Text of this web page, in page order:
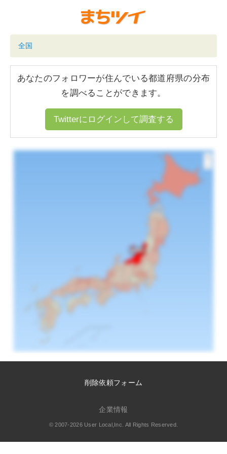
全国
あなたのフォロワーが住んでいる都道府県の分布
を調べることができます。
Twitterにログインして調査する
削除依頼フォーム
企業情報
© 2007-2026 User Local,Inc. All Rights Reserved.